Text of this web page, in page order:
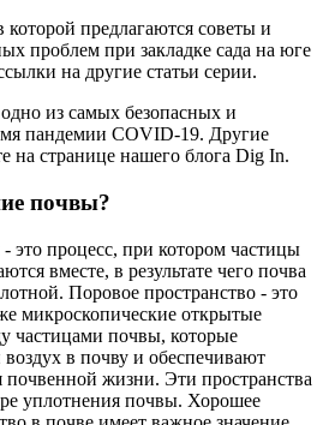
которой предлагаются советы и
проблем при закладке сада на юге
на другие статьи серии.
из самых безопасных и
пандемии COVID-19. Другие
на странице нашего блога Dig In.
почвы?
это процесс, при котором частицы
вместе, в результате чего почва
Поровое пространство - это
микроскопические открытые
частицами почвы, которые
в почву и обеспечивают
почвенной жизни. Эти пространства
уплотнения почвы. Хорошее